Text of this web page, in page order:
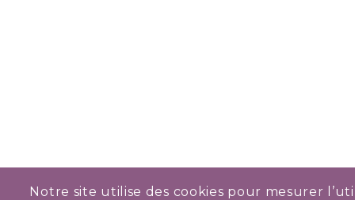
Notre site utilise des cookies pour mesurer